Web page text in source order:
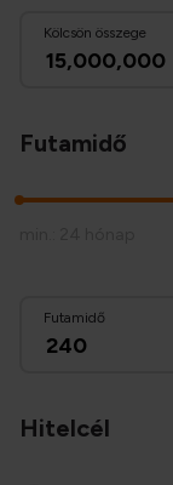
Kölcsön összege
Futamidő
Futamidő
Hitelcél